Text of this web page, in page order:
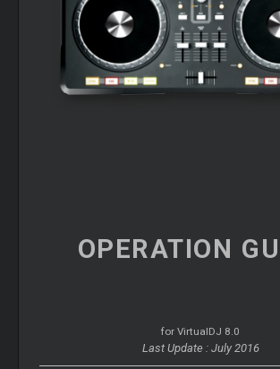
OPERATION
for VirtualDJ 8.0
Last Update : July 2016